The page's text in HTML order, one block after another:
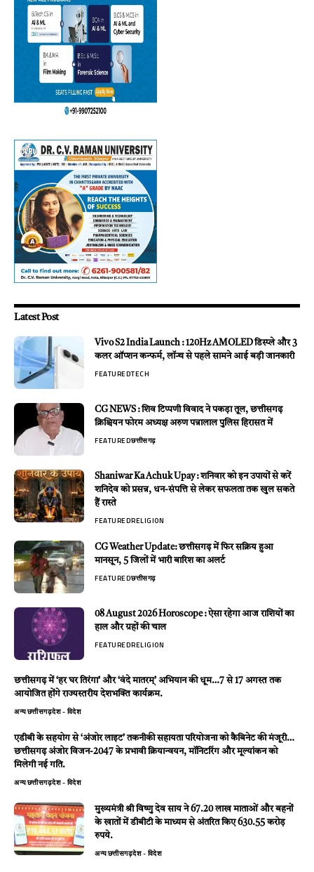
Latest Post
Vivo S2 India Launch : 120Hz AMOLED डिस्प्ले और 3
कलर ऑप्शन कन्फर्म, लॉन्च से पहले सामने आई बड़ी जानकारी
FEATUREDTECH
CG NEWS : शिव टिप्पणी विवाद ने पकड़ा तूल, छत्तीसगढ़
क्रिश्चियन फोरम अध्यक्ष अरुण पन्नालाल पुलिस हिरासत में
FEATUREDछत्तीसगढ़
Shaniwar Ka Achuk Upay : शनिवार को इन उपायों से करें
शनिदेव को प्रसन्न, धन-संपत्ति से लेकर सफलता तक खुल सकते
हैं रास्ते
FEATUREDRELIGION
CG Weather Update: छत्तीसगढ़ में फिर सक्रिय हुआ
मानसून, 5 जिलों में भारी बारिश का अलर्ट
FEATUREDछत्तीसगढ़
08 August 2026 Horoscope : ऐसा रहेगा आज राशियों का
हाल और ग्रहों की चाल
FEATUREDRELIGION
छत्तीसगढ़ में ‘हर घर तिरंगा’ और ‘वंदे मातरम्’ अभियान की धूम…7 से 17 अगस्त तक
आयोजित होंगे राज्यस्तरीय देशभक्ति कार्यक्रम.
अन्यछत्तीसगढ़देश - विदेश
एडीबी के सहयोग से ‘अंजोर लाइट’ तकनीकी सहायता परियोजना को कैबिनेट की मंजूरी…
छत्तीसगढ़ अंजोर विजन-2047 के प्रभावी क्रियान्वयन, मॉनिटरिंग और मूल्यांकन को
मिलेगी नई गति.
अन्यछत्तीसगढ़देश - विदेश
मुख्यमंत्री श्री विष्णु देव साय ने 67.20 लाख माताओं और बहनों
के खातों में डीबीटी के माध्यम से अंतरित किए 630.55 करोड़
रुपये.
अन्यछत्तीसगढ़देश - विदेश